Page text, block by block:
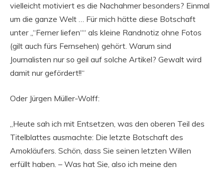
vielleicht motiviert es die Nachahmer besonders? Einmal
um die ganze Welt … Für mich hätte diese Botschaft
unter „“Ferner liefen““ als kleine Randnotiz ohne Fotos
(gilt auch fürs Fernsehen) gehört. Warum sind
Journalisten nur so geil auf solche Artikel? Gewalt wird
damit nur gefördert!!“
Oder Jürgen Müller-Wolff:
„Heute sah ich mit Entsetzen, was den oberen Teil des
Titelblattes ausmachte: Die letzte Botschaft des
Amokläufers. Schön, dass Sie seinen letzten Willen
erfüllt haben. – Was hat Sie, also ich meine den